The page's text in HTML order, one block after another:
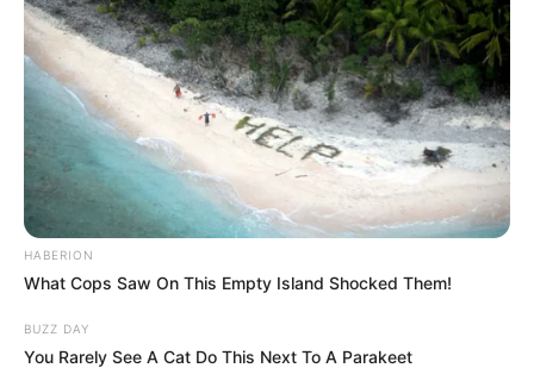
HABERION
What Cops Saw On This Empty Island Shocked Them!
BUZZ DAY
You Rarely See A Cat Do This Next To A Parakeet